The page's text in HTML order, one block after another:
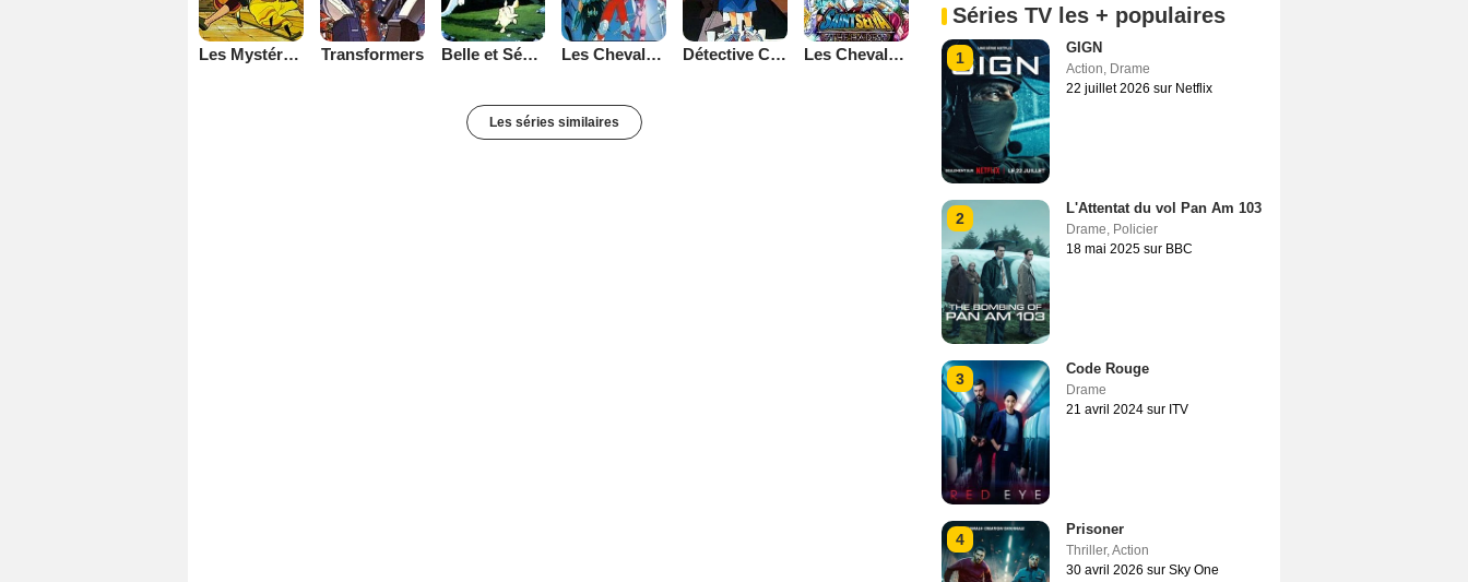
Les Mystérieuses cités d'or Transformers Belle et Sébastien (1981) Les Chevaliers du Zodiaque Détective Conan Les Chevaliers du Zodiaque : Chapitre Hadès - Le Sanctuaire
Les séries similaires
Séries TV les + populaires
1
GIGN
Action, Drame
22 juillet 2026 sur Netflix
2
L'Attentat du vol Pan Am 103
Drame, Policier
18 mai 2025 sur BBC
3
Code Rouge
Drame
21 avril 2024 sur ITV
4
Prisoner
Thriller,Action
30 avril 2026 sur Sky One